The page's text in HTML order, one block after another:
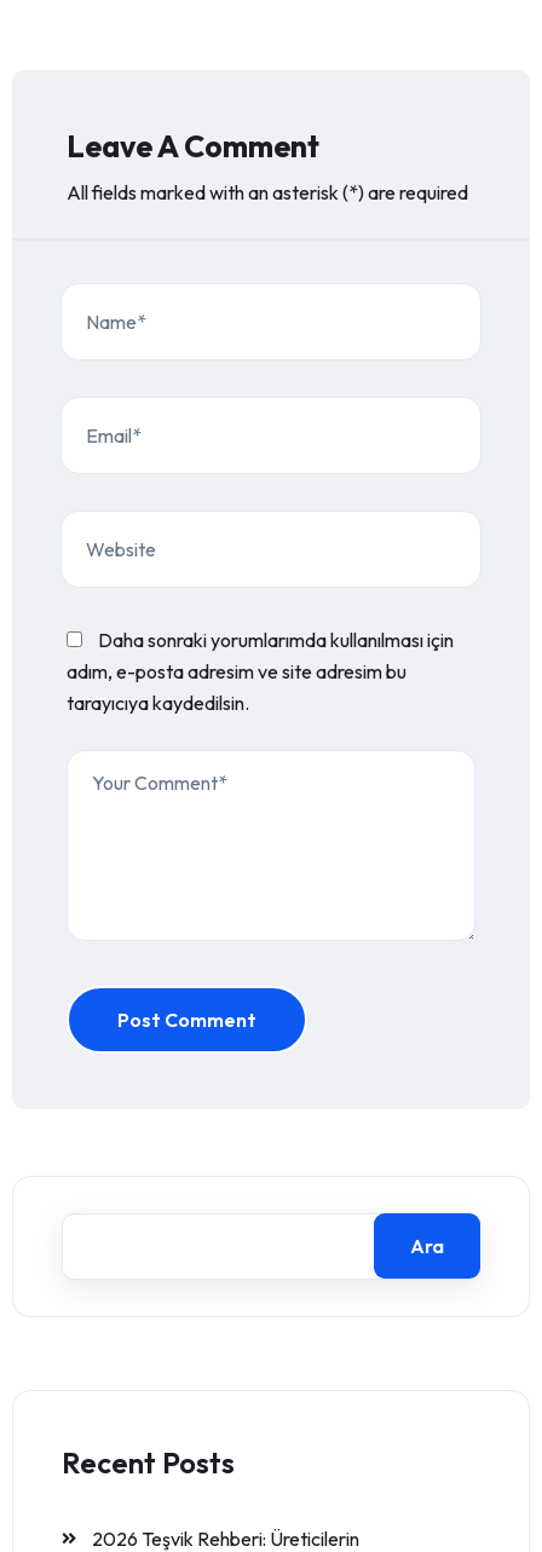
Leave A Comment
All fields marked with an asterisk (*) are required
Daha sonraki yorumlarımda kullanılması için
adım, e-posta adresim ve site adresim bu
tarayıcıya kaydedilsin.
Post Comment
Ara
Recent Posts
2026 Teşvik Rehberi: Üreticilerin